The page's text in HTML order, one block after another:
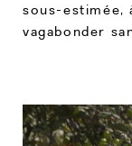
sous-estimée,
vagabonder